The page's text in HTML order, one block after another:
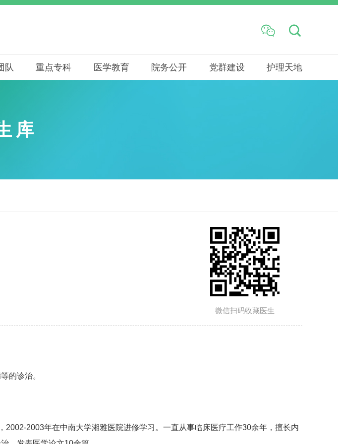
 
队 重点专科 医学教育 院务公开 党群建设 护理天地
库
微信扫码收藏医生
的诊治。
2003年在中南大学湘雅医院进修学习。一直从事临床医疗工作30余年，擅长内